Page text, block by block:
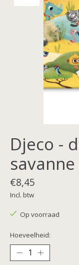
Djeco -
savanne
€8,45
Incl. btw
Op voorraad
Hoeveelheid: